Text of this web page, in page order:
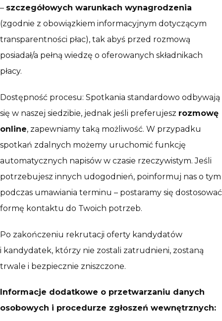
– szczegółowych warunkach wynagrodzenia
(zgodnie z obowiązkiem informacyjnym dotyczącym
transparentności płac), tak abyś przed rozmową
posiadał/a pełną wiedzę o oferowanych składnikach
płacy.
Dostępność procesu: Spotkania standardowo odbywają
się w naszej siedzibie, jednak jeśli preferujesz rozmowę
online, zapewniamy taką możliwość. W przypadku
spotkań zdalnych możemy uruchomić funkcję
automatycznych napisów w czasie rzeczywistym. Jeśli
potrzebujesz innych udogodnień, poinformuj nas o tym
podczas umawiania terminu – postaramy się dostosować
formę kontaktu do Twoich potrzeb.
Po zakończeniu rekrutacji oferty kandydatów
i kandydatek, którzy nie zostali zatrudnieni, zostaną
trwale i bezpiecznie zniszczone.
Informacje dodatkowe o przetwarzaniu danych
osobowych i procedurze zgłoszeń wewnętrznych: